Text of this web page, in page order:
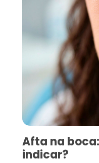
Afta na
indicar?